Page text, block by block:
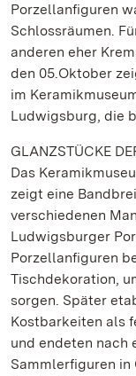
Porzellanfiguren
Schlossräumen.
anderen eher
den 05.Oktober
im
Ludwigsburg, die
GLANZSTÜCKE
Das
zeigt eine
verschiedenen
Ludwigsburger
Porzellanfiguren
Tischdekoration,
sorgen. Später
Kostbarkeiten als
und endeten nach
Sammlerfiguren in